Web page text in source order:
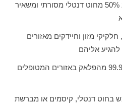
מנקה שיניים במים יעיל יותר ב 50% מחוט דנטלי מסורתי ומשאיר
מזון וחיידקים מאזורים
להגיע אליהם
הסרת רובד קלה - מסיר עד 99.9% מהפלאק באזורים המטופלים
דנטלי, קיסמים או מברשת